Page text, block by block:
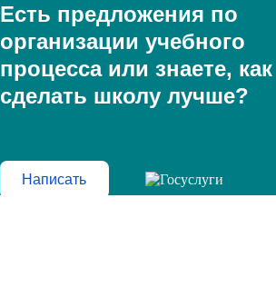
Есть предложения по
организации учебного
процесса или знаете, как
сделать школу лучше?
Написать